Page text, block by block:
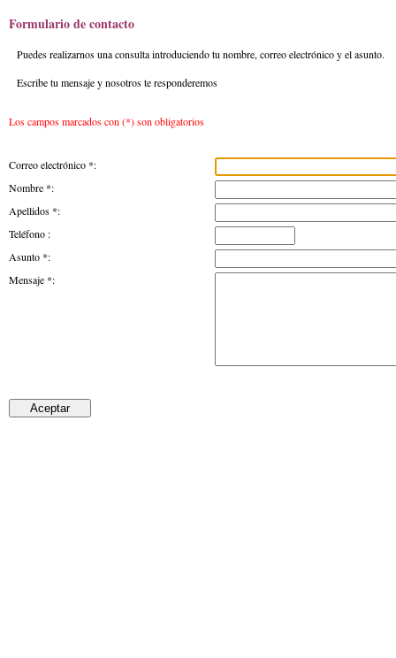
Formulario de contacto
Puedes realizarnos una consulta introduciendo tu nombre, correo electrónico y el asunto.
Escribe tu mensaje y nosotros te responderemos
Los campos marcados con (*) son obligatorios
Correo electrónico *:
Nombre *:
Apellidos *:
Teléfono :
Asunto *:
Mensaje *: